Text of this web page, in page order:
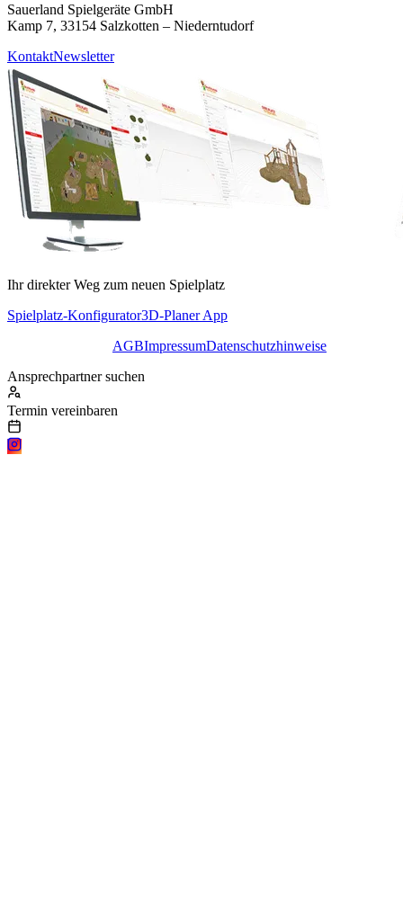
Sauerland Spielgeräte GmbH
Kamp 7, 33154 Salzkotten – Niederntudorf
KontaktNewsletter
Ihr direkter Weg zum neuen Spielplatz
Spielplatz-Konfigurator3D-Planer App
AGBImpressumDatenschutzhinweise
Ansprechpartner suchen
Termin vereinbaren